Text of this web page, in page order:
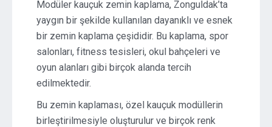
Modüler kauçuk zemin kaplama, Zonguldak’ta
yaygın bir şekilde kullanılan dayanıklı ve esnek
bir zemin kaplama çeşididir. Bu kaplama, spor
salonları, fitness tesisleri, okul bahçeleri ve
oyun alanları gibi birçok alanda tercih
edilmektedir.
Bu zemin kaplaması, özel kauçuk modüllerin
birleştirilmesiyle oluşturulur ve birçok renk